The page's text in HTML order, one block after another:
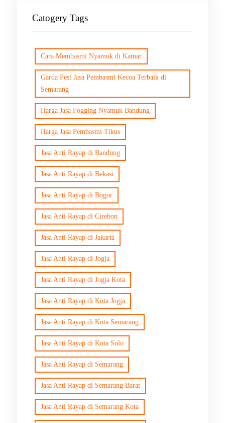
Catogery Tags
Cara Membasmi Nyamuk di Kamar
Garda Pest Jasa Pembasmi Kecoa Terbaik di
Semarang
Harga Jasa Fogging Nyamuk Bandung
Harga Jasa Pembasmi Tikus
Jasa Anti Rayap di Bandung
Jasa Anti Rayap di Bekasi
Jasa Anti Rayap di Bogor
Jasa Anti Rayap di Cirebon
Jasa Anti Rayap di Jakarta
Jasa Anti Rayap di Jogja
Jasa Anti Rayap di Jogja Kota
Jasa Anti Rayap di Kota Jogja
Jasa Anti Rayap di Kota Semarang
Jasa Anti Rayap di Kota Solo
Jasa Anti Rayap di Semarang
Jasa Anti Rayap di Semarang Barat
Jasa Anti Rayap di Semarang Kota